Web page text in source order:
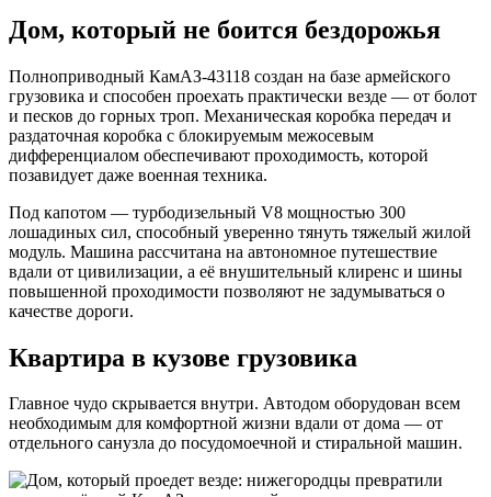
Дом, который не боится бездорожья
Полноприводный КамАЗ-43118 создан на базе армейского
грузовика и способен проехать практически везде — от болот
и песков до горных троп. Механическая коробка передач и
раздаточная коробка с блокируемым межосевым
дифференциалом обеспечивают проходимость, которой
позавидует даже военная техника.
Под капотом — турбодизельный V8 мощностью 300
лошадиных сил, способный уверенно тянуть тяжелый жилой
модуль. Машина рассчитана на автономное путешествие
вдали от цивилизации, а её внушительный клиренс и шины
повышенной проходимости позволяют не задумываться о
качестве дороги.
Квартира в кузове грузовика
Главное чудо скрывается внутри. Автодом оборудован всем
необходимым для комфортной жизни вдали от дома — от
отдельного санузла до посудомоечной и стиральной машин.